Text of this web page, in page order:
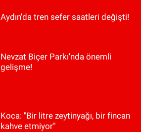
Aydın'da tren sefer saatleri değişti!
Nevzat Biçer Parkı'nda önemli
gelişme!
Koca: "Bir litre zeytinyağı, bir fincan
kahve etmiyor"